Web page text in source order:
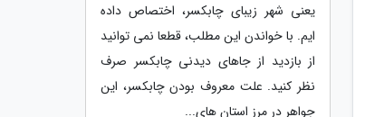
یعنی شهر زیبای چابکسر، اختصاص داده
ایم. با خواندن این مطلب، قطعا نمی توانید
از بازدید از جاهای دیدنی چابکسر صرف
نظر کنید. علت معروف بودن چابکسر، این
جواهر در مرز استان های...